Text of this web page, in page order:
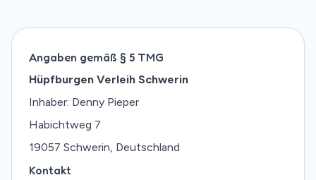
Angaben gemäß § 5 TMG
Hüpfburgen Verleih Schwerin
Inhaber: Denny Pieper
Habichtweg 7
19057 Schwerin, Deutschland
Kontakt